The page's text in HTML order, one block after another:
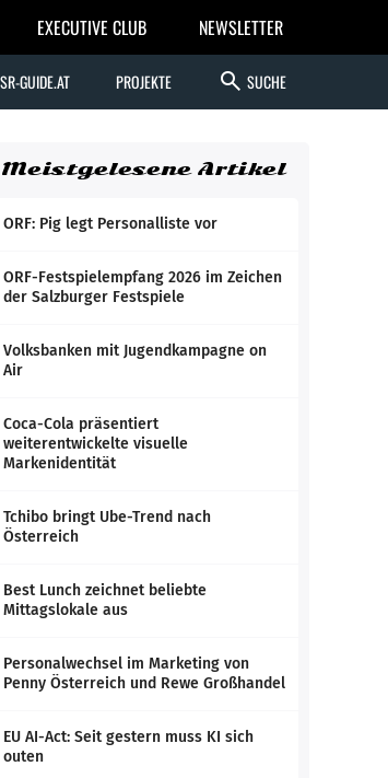
EXECUTIVE CLUB NEWSLETTER
GUIDE.AT PROJEKTE search SUCHE
Meistgelesene Artikel
ORF: Pig legt Personalliste vor
ORF-Festspielempfang 2026 im Zeichen
der Salzburger Festspiele
Volksbanken mit Jugendkampagne on
Air
Coca-Cola präsentiert
weiterentwickelte visuelle
Markenidentität
Tchibo bringt Ube-Trend nach
Österreich
Best Lunch zeichnet beliebte
Mittagslokale aus
Personalwechsel im Marketing von
Penny Österreich und Rewe Großhandel
EU AI-Act: Seit gestern muss KI sich
outen